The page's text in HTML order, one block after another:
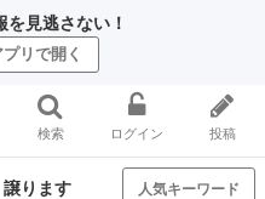
見逃さない！
プリで開く
検索 ログイン 投稿
ります 人気キーワード